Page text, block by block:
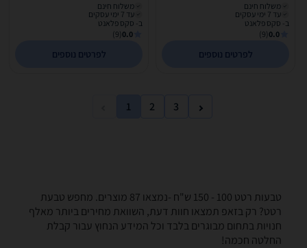
משלוח חינם
עד 7 ימי עסקים
ב- סקס פלאנט
0.0
(9)
לפרטים נוספים
משלוח חינם
עד 7 ימי עסקים
ב- סקס פלאנט
0.0
(9)
לפרטים נוספים
1 2 3
טבעות רטט ‏100 - 150 ‏ש"ח -נמצאו 87 מוצרים. מחפש טבעת
רטט? רק בזאפ תמצאו חוות דעת, השוואת מחירים ביותר מאלף
חנויות בתחום מבוגרים בלבד וכל המידע הנחוץ עבור קבלת
החלטה חכמה!